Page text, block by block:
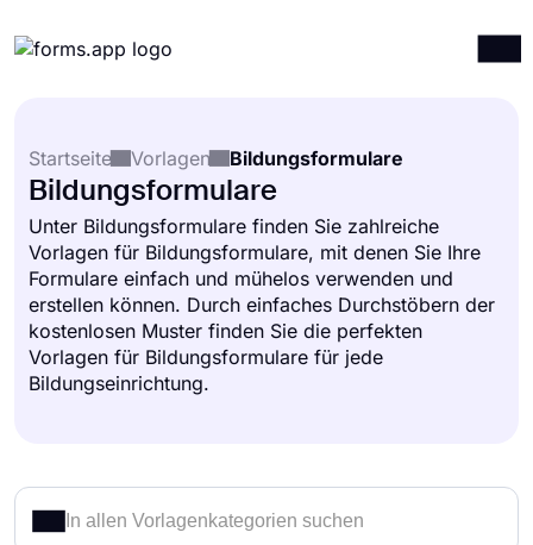
Integrationen
Vorlagen
Ressourcen
Preise
Startseite
Vorlagen Bildungsformulare
Bildungsformulare
Unter Bildungsformulare finden Sie zahlreiche
Vorlagen für Bildungsformulare, mit denen Sie Ihre
Formulare einfach und mühelos verwenden und
erstellen können. Durch einfaches Durchstöbern der
kostenlosen Muster finden Sie die perfekten
Vorlagen für Bildungsformulare für jede
Bildungseinrichtung.